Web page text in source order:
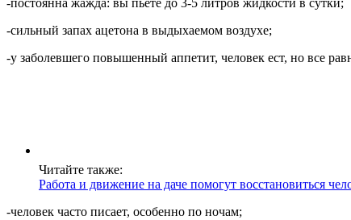
-постоянна жажда: вы пьете до 3-5 литров жидкости в сутки;
-сильный запах ацетона в выдыхаемом воздухе;
-у заболевшего повышенный аппетит, человек ест, но все
Читайте также:
Работа и движение на даче помогут восстановиться
-человек часто писает, особенно по ночам;